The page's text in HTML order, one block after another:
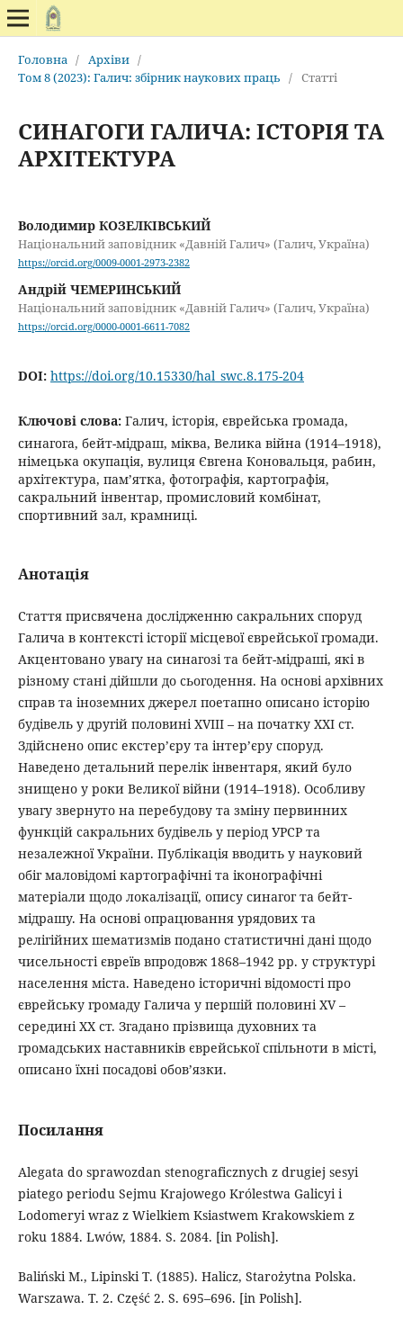
Головна / Архіви /
Том 8 (2023): Галич: збірник наукових праць / Статті
СИНАГОГИ ГАЛИЧА: ІСТОРІЯ ТА
АРХІТЕКТУРА
Володимир КОЗЕЛКІВСЬКИЙ
Національний заповідник «Давній Галич» (Галич, Україна)
https://orcid.org/0009-0001-2973-2382
Андрій ЧЕМЕРИНСЬКИЙ
Національний заповідник «Давній Галич» (Галич, Україна)
https://orcid.org/0000-0001-6611-7082
DOI: https://doi.org/10.15330/hal_swc.8.175-204
Ключові слова: Галич, історія, єврейська громада,
синагога, бейт-мідраш, міква, Велика війна (1914–1918),
німецька окупація, вулиця Євгена Коновальця, рабин,
архітектура, пам’ятка, фотографія, картографія,
сакральний інвентар, промисловий комбінат,
спортивний зал, крамниці.
Анотація
Стаття присвячена дослідженню сакральних споруд
Галича в контексті історії місцевої єврейської громади.
Акцентовано увагу на синагозі та бейт-мідраші, які в
різному стані дійшли до сьогодення. На основі архівних
справ та іноземних джерел поетапно описано історію
будівель у другій половині XVIII – на початку ХХІ ст.
Здійснено опис екстер’єру та інтер’єру споруд.
Наведено детальний перелік інвентаря, який було
знищено у роки Великої війни (1914–1918). Особливу
увагу звернуто на перебудову та зміну первинних
функцій сакральних будівель у період УРСР та
незалежної України. Публікація вводить у науковий
обіг маловідомі картографічні та іконографічні
матеріали щодо локалізації, опису синагог та бейт-
мідрашу. На основі опрацювання урядових та
релігійних шематизмів подано статистичні дані щодо
чисельності євреїв впродовж 1868–1942 рр. у структурі
населення міста. Наведено історичні відомості про
єврейську громаду Галича у першій половині ХV –
середині ХХ ст. Згадано прізвища духовних та
громадських наставників єврейської спільноти в місті,
описано їхні посадові обов’язки.
Посилання
Alegata do sprawozdan stenograficznych z drugiej sesyi
piatego periodu Sejmu Krajowego Królestwa Galicyi i
Lodomeryi wraz z Wielkiem Ksiastwem Krakowskiem z
roku 1884. Lwów, 1884. S. 2084. [in Polish].
Baliński M., Lipinski T. (1885). Halicz, Starożytna Polska.
Warszawa. T. 2. Część 2. S. 695–696. [in Polish].